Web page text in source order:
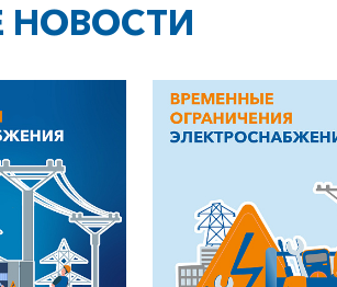
НОВОСТИ